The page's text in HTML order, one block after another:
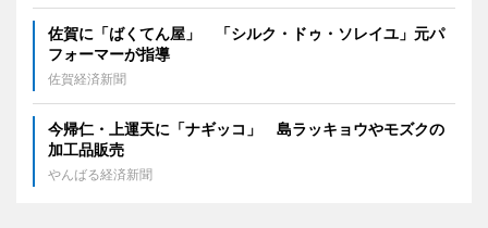
佐賀に「ばくてん屋」 「シルク・ドゥ・ソレイユ」元パ
フォーマーが指導
佐賀経済新聞
今帰仁・上運天に「ナギッコ」 島ラッキョウやモズクの
加工品販売
やんばる経済新聞